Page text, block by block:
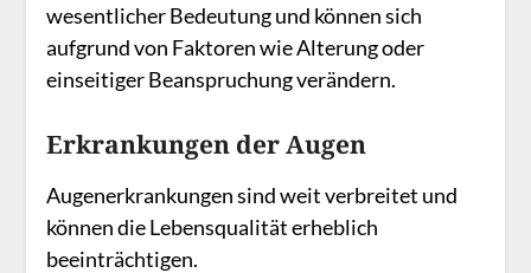
wesentlicher Bedeutung und können sich
aufgrund von Faktoren wie Alterung oder
einseitiger Beanspruchung verändern.
Erkrankungen der Augen
Augenerkrankungen sind weit verbreitet und
können die Lebensqualität erheblich
beeinträchtigen.